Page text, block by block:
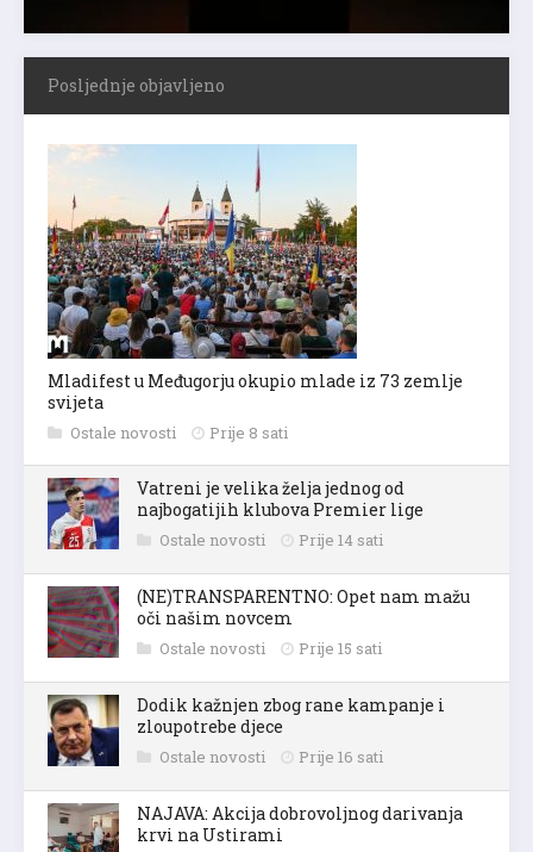
Posljednje objavljeno
Mladifest u Međugorju okupio mlade iz 73 zemlje
svijeta
Ostale novosti Prije 8 sati
Vatreni je velika želja jednog od
najbogatijih klubova Premier lige
Ostale novosti Prije 14 sati
(NE)TRANSPARENTNO: Opet nam mažu
oči našim novcem
Ostale novosti Prije 15 sati
Dodik kažnjen zbog rane kampanje i
zloupotrebe djece
Ostale novosti Prije 16 sati
NAJAVA: Akcija dobrovoljnog darivanja
krvi na Ustirami